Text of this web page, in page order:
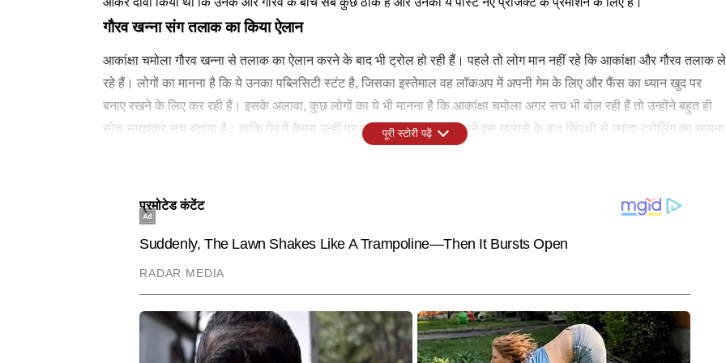
गौरव खन्ना संग तलाक का किया ऐलान
आकांक्षा चमोला गौरव खन्ना से तलाक का ऐलान करने के बाद भी ट्रोल हो रही हैं। पहले तो लोग मान नहीं रहे कि आकांक्षा और गौरव तलाक ले
रहे हैं। लोगों का मानना है कि ये उनका पब्लिसिटी स्टंट है, जिसका इस्तेमाल वह लॉकअप में अपनी गेम के लिए और फैंस का ध्यान खुद पर
बनाए रखने के लिए कर रही हैं। इसके अलावा, कुछ लोगों का ये भी मानना है कि आकांक्षा चमोला अगर सच भी बोल रही हैं तो उन्होंने बहुत ही
सोच समझकर सच बताया है। ताकि गेम में कैमरा उन्हीं पर फोकस हो। आकांक्षा अपने इस खुलासे के बाद सिंपथी से ज्यादा ट्रोलिंग का सामना
लेटेस्ट न्यूज
पूरी स्टोरी पढ़ें